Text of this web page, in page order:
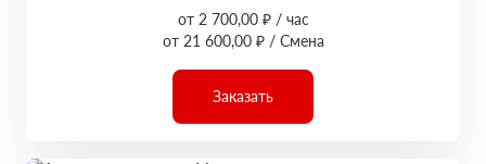
от 2 700,00 ₽ / час
от 21 600,00 ₽ / Смена
Заказать